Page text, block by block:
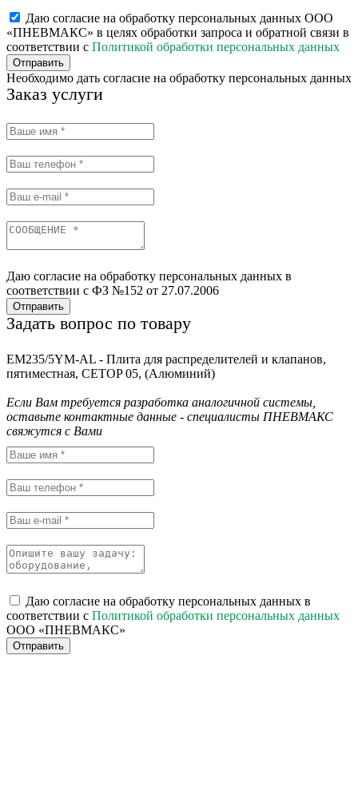
Даю согласие на обработку персональных данных ООО
«ПНЕВМАКС» в целях обработки запроса и обратной связи в
соответствии с Политикой обработки персональных данных
Отправить
Необходимо дать согласие на обработку персональных данных
Заказ услуги
Даю согласие на обработку персональных данных в
соответствии с ФЗ №152 от 27.07.2006
Отправить
Задать вопрос по товару
EM235/5YM-AL - Плита для распределителей и клапанов,
пятиместная, CETOP 05, (Алюминий)
Если Вам требуется разработка аналогичной системы,
оставьте контактные данные - специалисты ПНЕВМАКС
свяжутся с Вами
Даю согласие на обработку персональных данных в
соответствии с Политикой обработки персональных данных
ООО «ПНЕВМАКС»
Отправить